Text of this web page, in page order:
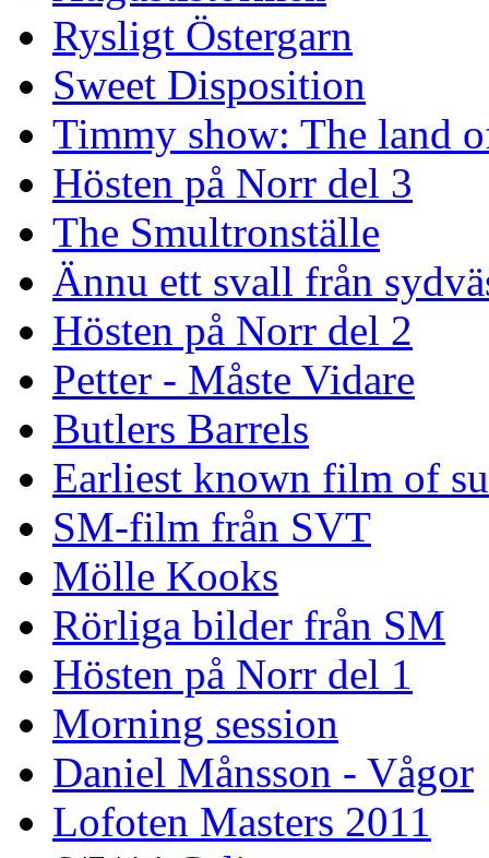
Rysligt Östergarn
Sweet Disposition
Timmy show: The land
Hösten på Norr del 3
The Smultronställe
Ännu ett svall från
Hösten på Norr del 2
Petter - Måste Vidare
Butlers Barrels
Earliest known film of
SM-film från SVT
Mölle Kooks
Rörliga bilder från SM
Hösten på Norr del 1
Morning session
Daniel Månsson - Vågor
Lofoten Masters 2011